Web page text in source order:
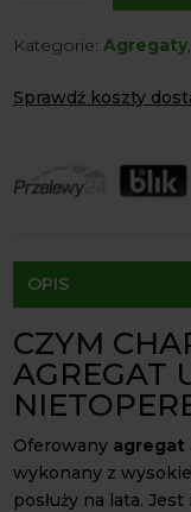
Nietoperek
Kategorie:Agregaty
Sprawdź koszty
Agrol transport: 200
Agrol transport
Dostępność form
OPIS
CZYM
AGREGAT
Oferowany agregat
wykonany z
posłuży na lata.